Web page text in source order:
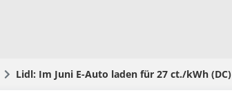
Lidl: Im Juni E-Auto laden für 27 ct./kWh (DC)